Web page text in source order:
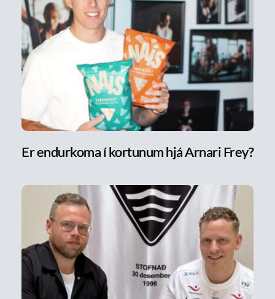
Er endurkoma í kortunum hjá Arnari Frey?